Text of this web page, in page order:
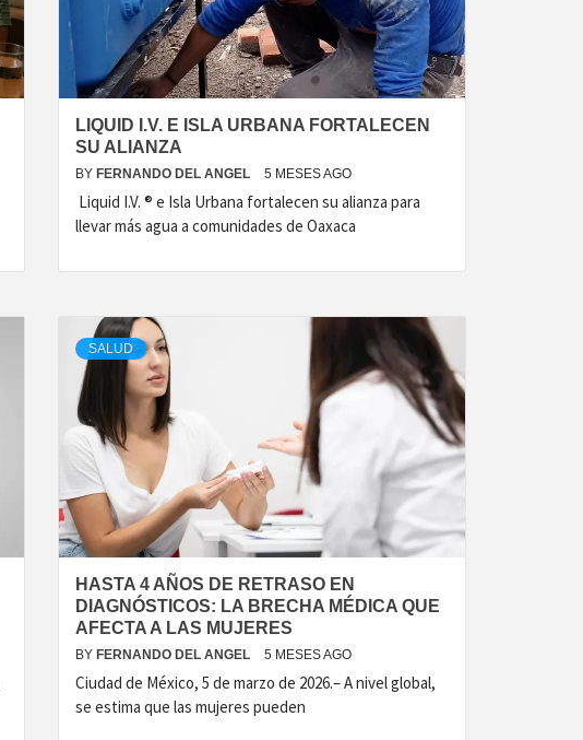
LIQUID I.V. E ISLA URBANA FORTALECEN
SU ALIANZA
BY FERNANDO DEL ANGEL 5 MESES AGO
Liquid I.V. ® e Isla Urbana fortalecen su alianza para
llevar más agua a comunidades de Oaxaca
SALUD
HASTA 4 AÑOS DE RETRASO EN
DIAGNÓSTICOS: LA BRECHA MÉDICA QUE
AFECTA A LAS MUJERES
BY FERNANDO DEL ANGEL 5 MESES AGO
Ciudad de México, 5 de marzo de 2026.– A nivel global,
se estima que las mujeres pueden